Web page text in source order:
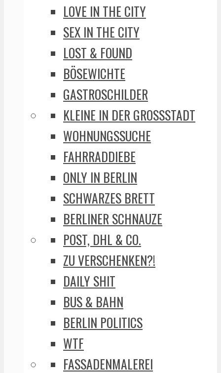
LOVE IN THE CITY
SEX IN THE CITY
LOST & FOUND
BÖSEWICHTE
GASTROSCHILDER
KLEINE IN DER GROSSSTADT
WOHNUNGSSUCHE
FAHRRADDIEBE
ONLY IN BERLIN
SCHWARZES BRETT
BERLINER SCHNAUZE
POST, DHL & CO.
ZU VERSCHENKEN?!
DAILY SHIT
BUS & BAHN
BERLIN POLITICS
WTF
FASSADENMALEREI